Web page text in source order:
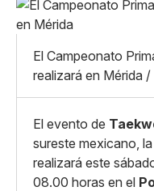
Linkedin
X
Whatsapp
Copiar enlace
El Campeonato
realizará en Mérida
El evento de
sureste mexicano, la
realizará este
08.00 horas en el